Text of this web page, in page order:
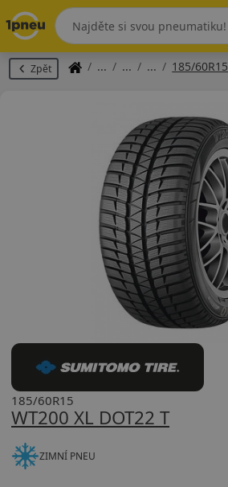
Zpět 185/60R15
WT200 XL DOT22 T
185/60R15
ZIMNÍ PNEU